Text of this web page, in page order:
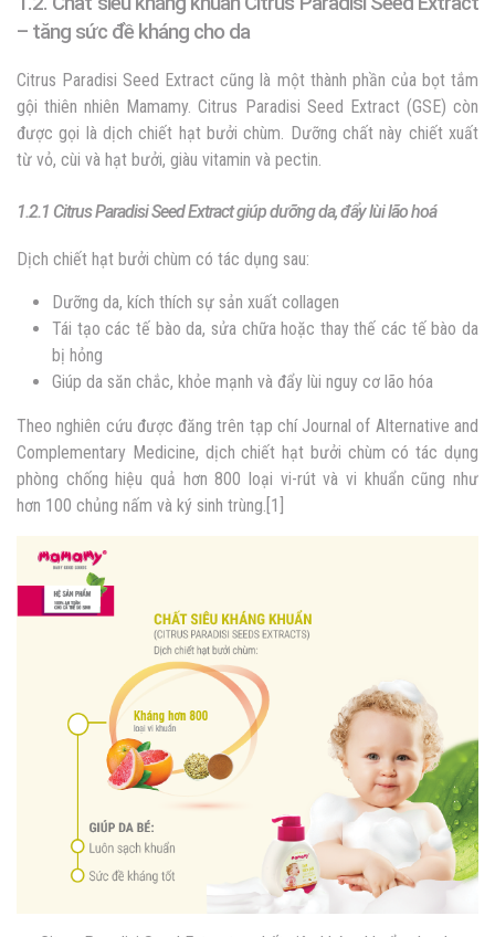
– tăng sức đề kháng cho da
Citrus Paradisi Seed Extract cũng là một thành phần của bọt tắm
gội thiên nhiên Mamamy. Citrus Paradisi Seed Extract (GSE) còn
được gọi là dịch chiết hạt bưởi chùm. Dưỡng chất này chiết xuất
từ vỏ, cùi và hạt bưởi, giàu vitamin và pectin.
1.2.1 Citrus Paradisi Seed Extract giúp dưỡng da, đẩy lùi lão hoá
Dịch chiết hạt bưởi chùm có tác dụng sau:
Dưỡng da, kích thích sự sản xuất collagen
Tái tạo các tế bào da, sửa chữa hoặc thay thế các tế bào da
bị hỏng
Giúp da săn chắc, khỏe mạnh và đẩy lùi nguy cơ lão hóa
Theo nghiên cứu được đăng trên tạp chí Journal of Alternative and
Complementary Medicine, dịch chiết hạt bưởi chùm có tác dụng
phòng chống hiệu quả hơn 800 loại vi-rút và vi khuẩn cũng như
hơn 100 chủng nấm và ký sinh trùng.[1]